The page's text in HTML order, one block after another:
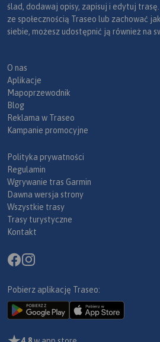
ślad, dodawaj opisy, zapisuj i edytuj
ze społecznością Traseo lub zachować
siebie, możesz udostępnić ją również na
O nas
Aplikacje
Mapoprzewodnik
Blog
Reklama w Traseo
Kampanie promocyjne
Polityka prywatności
Regulamin
Wgrywanie tras Garmin
Dawna wersja strony
Wszystkie trasy
Trasy turystyczne
Kontakt
Pobierz aplikację Traseo: